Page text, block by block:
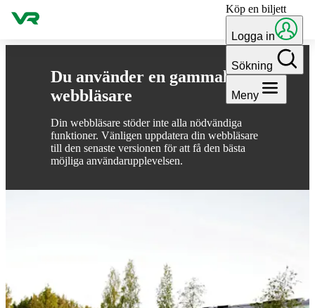
Du använder en gammal
webbläsare
Din webbläsare stöder inte alla nödvändiga
funktioner. Vänligen uppdatera din webbläsare
till den senaste versionen för att få den bästa
möjliga användarupplevelsen.
Gå till innehållet Köp en biljett
Logga in
Sökning
Meny